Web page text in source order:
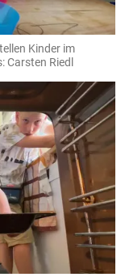
Kinder im
Carsten Riedl